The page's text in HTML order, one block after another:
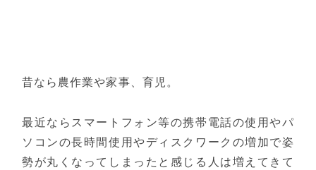
昔なら農作業や家事、育児。
最近ならスマートフォン等の携帯電話の使用やパ
ソコンの長時間使用やディスクワークの増加で姿
勢が丸くなってしまったと感じる人は増えてきて